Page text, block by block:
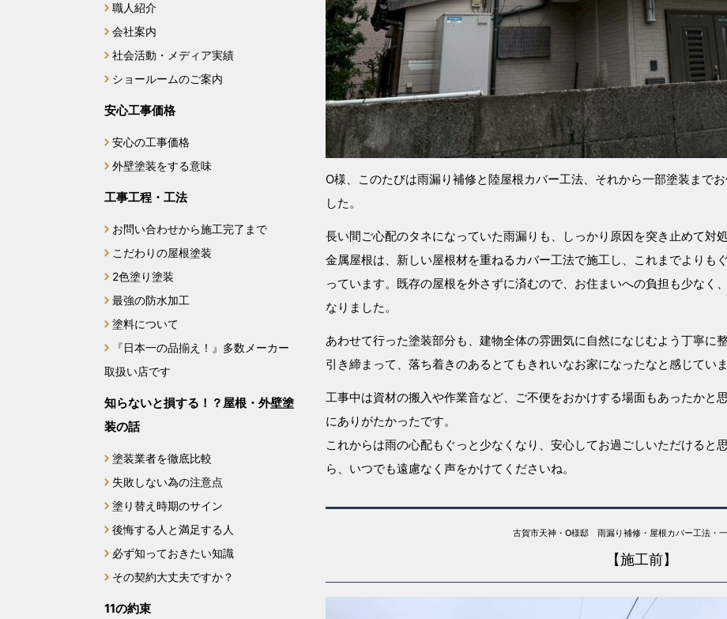
O様、このたびは雨漏り補修と陸屋根カバー工法、それから一部塗装まで
した。
長い間ご心配のタネになっていた雨漏りも、しっかり原因を突き止めて対
金属屋根は、新しい屋根材を重ねるカバー工法で施工し、これまでよりも
っています。既存の屋根を外さずに済むので、お住まいへの負担も少なく
なりました。
あわせて行った塗装部分も、建物全体の雰囲気に自然になじむよう丁寧に
引き締まって、落ち着きのあるとてもきれいなお家になったなと感じていま
工事中は資材の搬入や作業音など、ご不便をおかけする場面もあったかと
にありがたかったです。
これからは雨の心配もぐっと少なくなり、安心してお過ごしいただけると
ら、いつでも遠慮なく声をかけてくださいね。
古賀市天神・O様邸 雨漏り補修・屋根カバー工法・
【施工前】
職人紹介
会社案内
社会活動・メディア実績
ショールームのご案内
安心工事価格
安心の工事価格
外壁塗装をする意味
工事工程・工法
お問い合わせから施工完了まで
こだわりの屋根塗装
2色塗り塗装
最強の防水加工
塗料について
『日本一の品揃え！』多数メーカー
取扱い店です
知らないと損する！？屋根・外壁塗
装の話
塗装業者を徹底比較
失敗しない為の注意点
塗り替え時期のサイン
後悔する人と満足する人
必ず知っておきたい知識
その契約大丈夫ですか？
11の約束